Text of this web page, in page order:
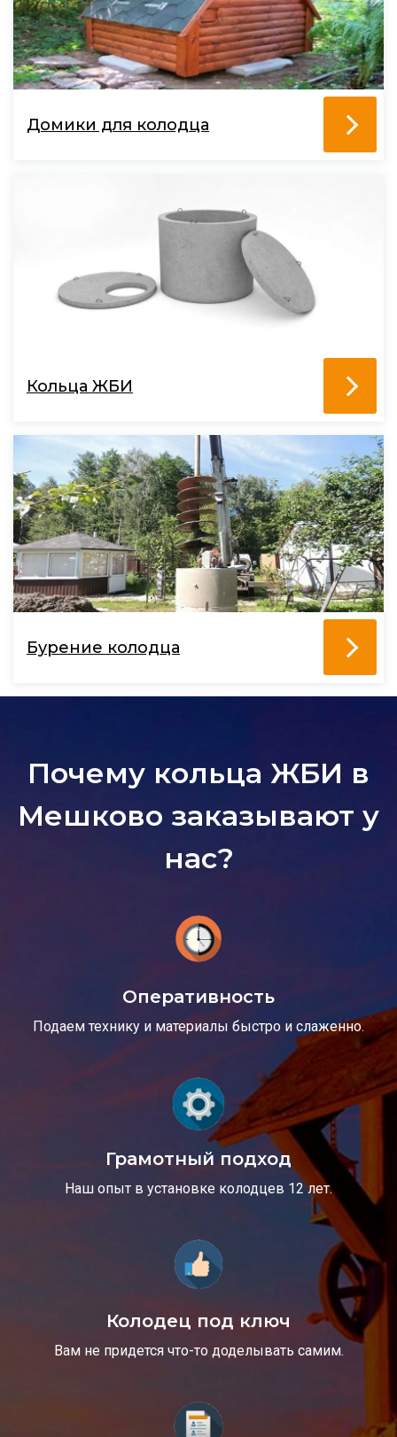
Домики для колодца
Кольца ЖБИ
Бурение колодца
Почему кольца ЖБИ в
Мешково заказывают у
нас?
Оперативность
Подаем технику и материалы быстро и слаженно.
Грамотный подход
Наш опыт в установке колодцев 12 лет.
Колодец под ключ
Вам не придется что-то доделывать самим.